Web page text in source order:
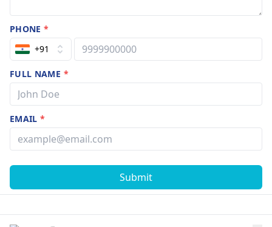
PHONE*
+91
FULL NAME *
EMAIL*
Submit